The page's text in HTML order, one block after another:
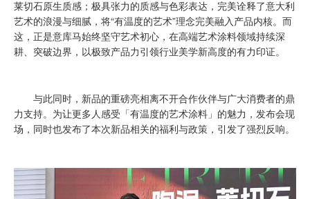
莱切石原生质感；极具张力的质感与色彩表达，完美诠释了意大利
艺术的浪漫与细腻，将“有温度的艺术”理念完美融入产品内核。而
这，正是意库马始终坚守艺术初心，在高端艺术涂料领域持续深
耕、突破边界，以极致产品力引领行业美学新高度的有力印证。
与此同时，新品的重磅亮相离不开合作伙伴与广大消费者的鼎
力支持。为让更多人感受「有温度的艺术涂料」的魅力，发布会现
场，同时也发布了本次新品相关的福利与政策，引发了强烈反响。